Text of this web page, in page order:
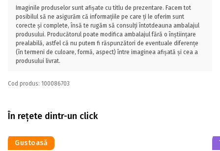
Imaginile produselor sunt afișate cu titlu de prezentare. Facem tot
posibilul să ne asigurăm că informațiile pe care ți le oferim sunt
corecte și complete, însă te rugăm să consulți întotdeauna ambalajul
produsului. Producătorul poate modifica ambalajul fără o înștiințare
prealabilă, astfel că nu putem fi răspunzători de eventuale diferențe
(în termeni de culoare, formă, aspect) între imaginea afișată și cea a
produsului livrat.
Cod produs: 100086703
În rețete dintr-un click
Gustoasă